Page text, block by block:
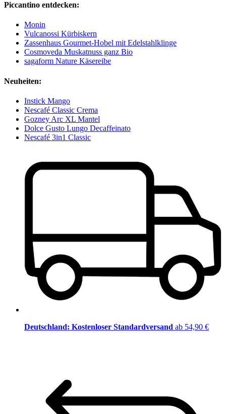
Piccantino entdecken:
Monin
Vulcanossi Kürbiskern
Zassenhaus Gourmet-Hobel mit Edelstahlklinge
Cosmoveda Muskatnuss ganz Bio
sagaform Nature Käsereibe
Neuheiten:
Instick Mango
Nescafé Classic Crema
Gozney Arc XL Mantel
Dolce Gusto Lungo Decaffeinato
Nescafé 3in1 Classic
Deutschland: Kostenloser Standardversand ab 54,90 €